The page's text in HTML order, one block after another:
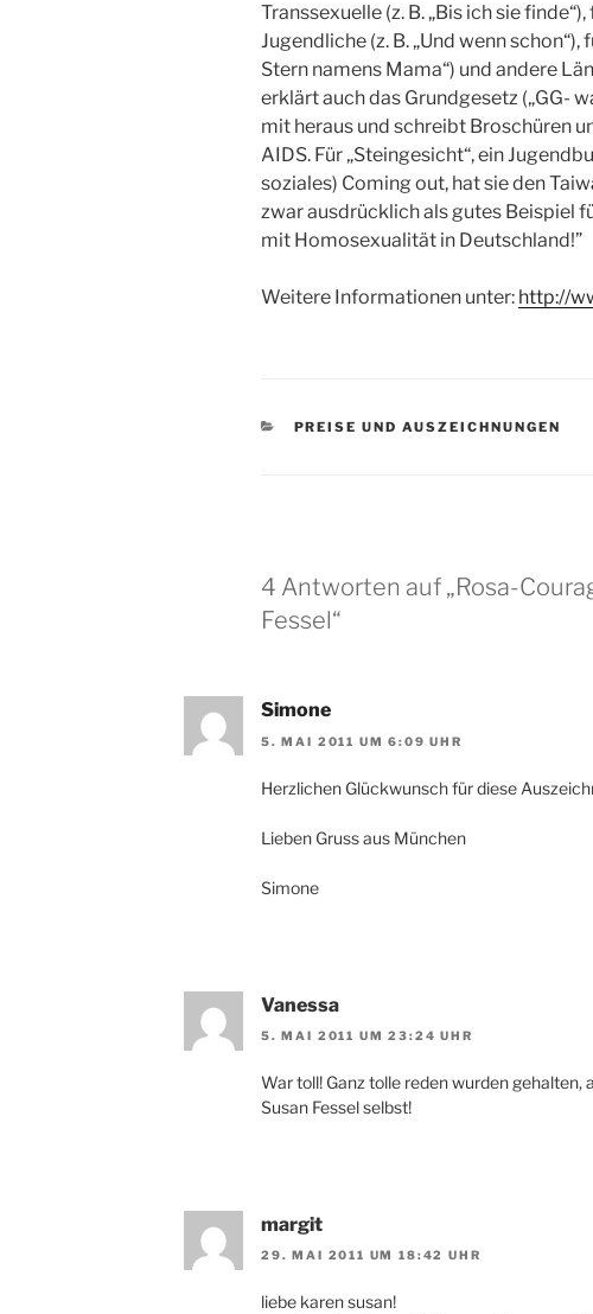
Transsexuelle (z. B. „Bis ich sie
Jugendliche (z. B. „Und wenn schon“),
Stern namens Mama“) und andere
erklärt auch das Grundgesetz („GG-
mit heraus und schreibt Broschüren
AIDS. Für „Steingesicht“, ein
soziales) Coming out, hat sie den
zwar ausdrücklich als gutes Beispiel
mit Homosexualität in Deutschland!”
Weitere Informationen unter: http://
KATEGORIEN
PREISE UND AUSZEICHNUNGEN
4 Antworten auf „Rosa-
Fessel“
Simone
5. MAI 2011 UM 6:09 UHR
Herzlichen Glückwunsch für diese
Lieben Gruss aus München
Simone
Vanessa
5. MAI 2011 UM 23:24 UHR
War toll! Ganz tolle reden wurden
Susan Fessel selbst!
margit
29. MAI 2011 UM 18:42 UHR
liebe karen susan!